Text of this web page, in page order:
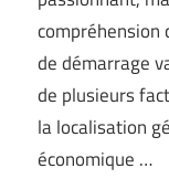
compréhension
de démarrage
de plusieurs
la localisation
économique …